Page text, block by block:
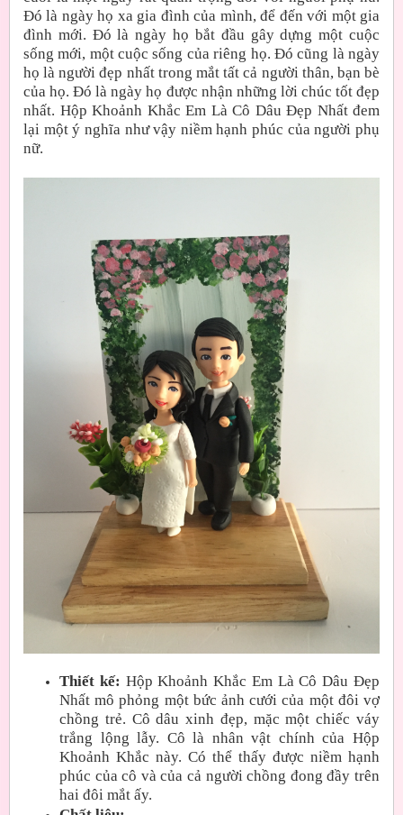
Đó là ngày họ xa gia đình của mình, để đến với một gia
đình mới. Đó là ngày họ bắt đầu gây dựng một cuộc
sống mới, một cuộc sống của riêng họ. Đó cũng là ngày
họ là người đẹp nhất trong mắt tất cả người thân, bạn bè
của họ. Đó là ngày họ được nhận những lời chúc tốt đẹp
nhất. Hộp Khoảnh Khắc Em Là Cô Dâu Đẹp Nhất đem
lại một ý nghĩa như vậy niềm hạnh phúc của người phụ
nữ.
Thiết kế: Hộp Khoảnh Khắc Em Là Cô Dâu Đẹp
Nhất mô phỏng một bức ảnh cưới của một đôi vợ
chồng trẻ. Cô dâu xinh đẹp, mặc một chiếc váy
trắng lộng lẫy. Cô là nhân vật chính của Hộp
Khoảnh Khắc này. Có thể thấy được niềm hạnh
phúc của cô và của cả người chồng đong đầy trên
hai đôi mắt ấy.